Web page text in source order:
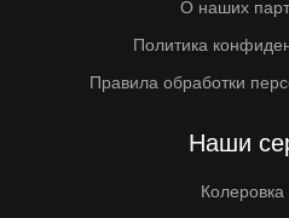
О наших
Политика
Правила обработки
Наши
Колеровка